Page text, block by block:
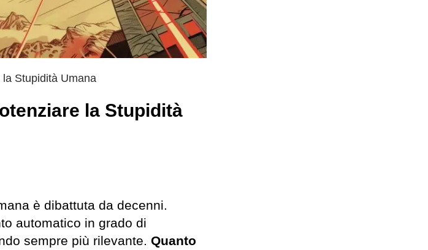
Stupidità Umana
la Stupidità
è dibattuta da decenni.
automatico in grado di
sempre più rilevante. Quanto